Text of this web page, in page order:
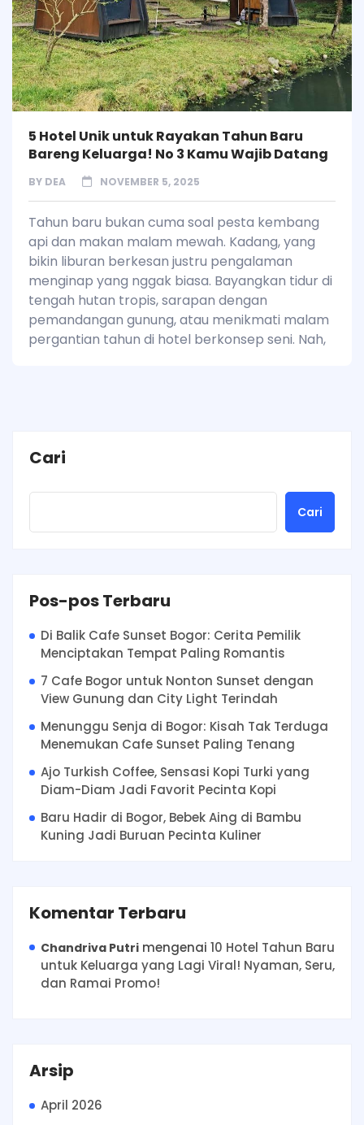
5 Hotel Unik untuk Rayakan Tahun Baru
Bareng Keluarga! No 3 Kamu Wajib Datang
BY DEA NOVEMBER 5, 2025
Tahun baru bukan cuma soal pesta kembang
api dan makan malam mewah. Kadang, yang
bikin liburan berkesan justru pengalaman
menginap yang nggak biasa. Bayangkan tidur di
tengah hutan tropis, sarapan dengan
pemandangan gunung, atau menikmati malam
pergantian tahun di hotel berkonsep seni. Nah,
Cari
Cari
Pos-pos Terbaru
Di Balik Cafe Sunset Bogor: Cerita Pemilik
Menciptakan Tempat Paling Romantis
7 Cafe Bogor untuk Nonton Sunset dengan
View Gunung dan City Light Terindah
Menunggu Senja di Bogor: Kisah Tak Terduga
Menemukan Cafe Sunset Paling Tenang
Ajo Turkish Coffee, Sensasi Kopi Turki yang
Diam-Diam Jadi Favorit Pecinta Kopi
Baru Hadir di Bogor, Bebek Aing di Bambu
Kuning Jadi Buruan Pecinta Kuliner
Komentar Terbaru
Chandriva Putri mengenai 10 Hotel Tahun Baru
untuk Keluarga yang Lagi Viral! Nyaman, Seru,
dan Ramai Promo!
Arsip
April 2026